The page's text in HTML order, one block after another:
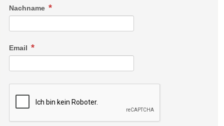
Nachname
Email